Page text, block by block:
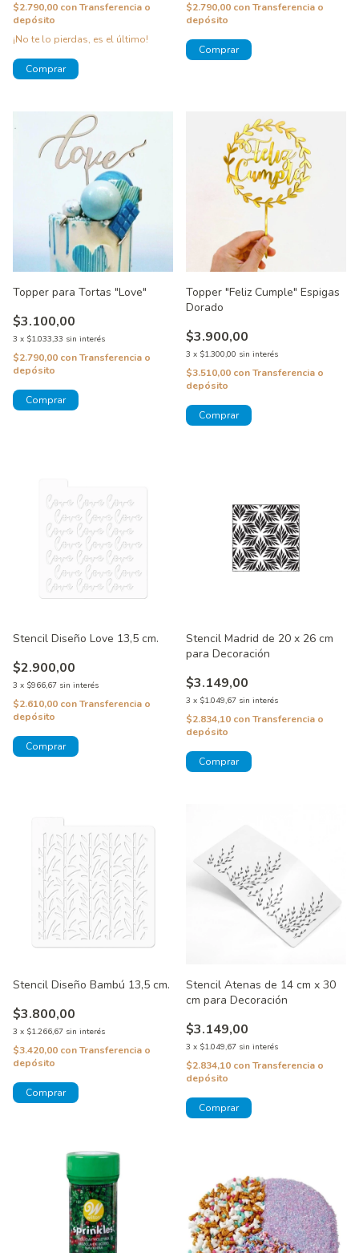
$2.790,00 conTransferencia o
depósito
¡No te lo pierdas, es el último!
$2.790,00 conTransferencia o
depósito
Topper para Tortas "Love"
$3.100,00
3 x $1.033,33 sin interés
$2.790,00 conTransferencia o
depósito
Topper "Feliz Cumple" Espigas
Dorado
$3.900,00
3 x $1.300,00 sin interés
$3.510,00 conTransferencia o
depósito
Stencil Diseño Love 13,5 cm.
$2.900,00
3 x $966,67 sin interés
$2.610,00 conTransferencia o
depósito
Stencil Madrid de 20 x 26 cm
para Decoración
$3.149,00
3 x $1.049,67 sin interés
$2.834,10 conTransferencia o
depósito
Stencil Diseño Bambú 13,5 cm.
$3.800,00
3 x $1.266,67 sin interés
$3.420,00 conTransferencia o
depósito
Stencil Atenas de 14 cm x 30
cm para Decoración
$3.149,00
3 x $1.049,67 sin interés
$2.834,10 conTransferencia o
depósito